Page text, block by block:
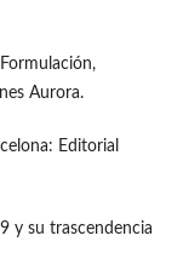
Aurora.
Editorial
y su trascendencia